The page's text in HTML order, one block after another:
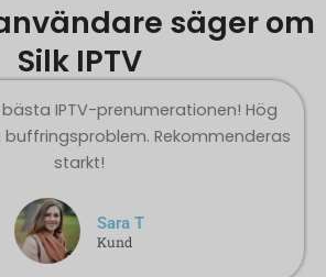
säger om
Silk IPTV
bästa IPTV-prenumerationen! Hög
Rekommenderas
starkt!
Sara T
Kund